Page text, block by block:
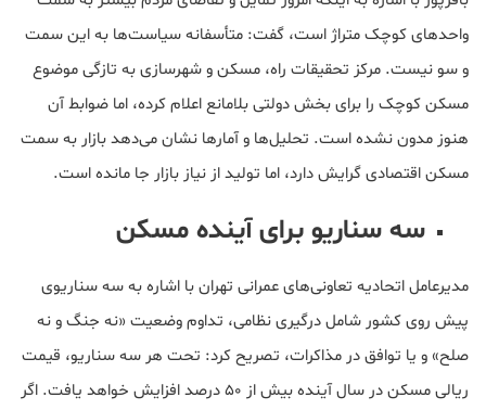
واحدهای کوچک متراژ است، گفت: متأسفانه سیاست‌ها به این سمت
و سو نیست. مرکز تحقیقات راه، مسکن و شهرسازی به تازگی موضوع
مسکن کوچک را برای بخش دولتی بلامانع اعلام کرده، اما ضوابط آن
هنوز مدون نشده است. تحلیل‌ها و آمارها نشان می‌دهد بازار به سمت
مسکن اقتصادی گرایش دارد، اما تولید از نیاز بازار جا مانده است.
سه سناریو برای آینده مسکن
مدیرعامل اتحادیه تعاونی‌های عمرانی تهران با اشاره به سه سناریوی
پیش روی کشور شامل درگیری نظامی، تداوم وضعیت «نه جنگ و نه
صلح» و یا توافق در مذاکرات، تصریح کرد: تحت هر سه سناریو، قیمت
ریالی مسکن در سال آینده بیش از ۵۰ درصد افزایش خواهد یافت. اگر